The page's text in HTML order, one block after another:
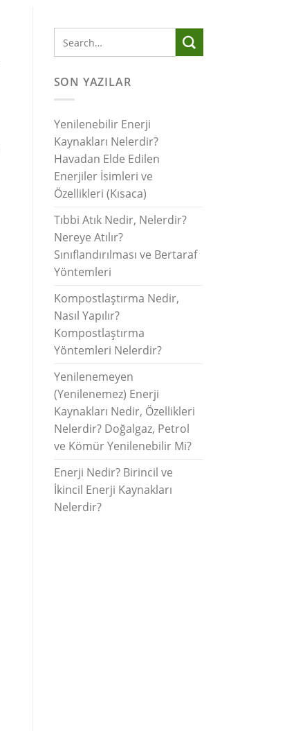
SON YAZILAR
Yenilenebilir Enerji
Kaynakları Nelerdir?
Havadan Elde Edilen
Enerjiler İsimleri ve
Özellikleri (Kısaca)
Tıbbi Atık Nedir, Nelerdir?
Nereye Atılır?
Sınıflandırılması ve Bertaraf
Yöntemleri
Kompostlaştırma Nedir,
Nasıl Yapılır?
Kompostlaştırma
Yöntemleri Nelerdir?
Yenilenemeyen
(Yenilenemez) Enerji
Kaynakları Nedir, Özellikleri
Nelerdir? Doğalgaz, Petrol
ve Kömür Yenilenebilir Mi?
Enerji Nedir? Birincil ve
İkincil Enerji Kaynakları
Nelerdir?